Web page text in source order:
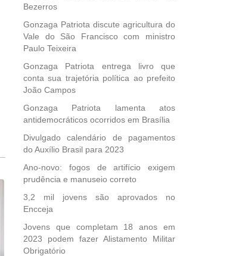
Bezerros
Gonzaga Patriota discute agricultura do
Vale do São Francisco com ministro
Paulo Teixeira
Gonzaga Patriota entrega livro que
conta sua trajetória política ao prefeito
João Campos
Gonzaga Patriota lamenta atos
antidemocráticos ocorridos em Brasília
Divulgado calendário de pagamentos
do Auxílio Brasil para 2023
Ano-novo: fogos de artifício exigem
prudência e manuseio correto
3,2 mil jovens são aprovados no
Encceja
Jovens que completam 18 anos em
2023 podem fazer Alistamento Militar
Obrigatório